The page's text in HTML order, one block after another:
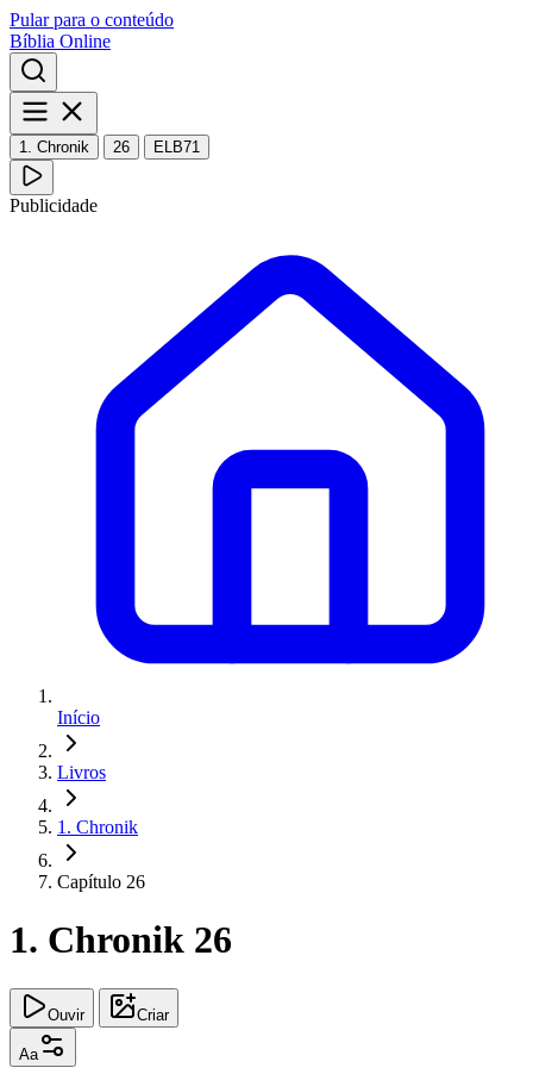
Pular para o conteúdo
Bíblia Online
1. Chronik 26 ELB71
Publicidade
Início
Livros
1. Chronik
Capítulo 26
1. Chronik 26
Ouvir Criar
Aa